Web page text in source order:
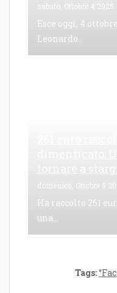
sabato, Ottobre 4 2025
Esce oggi, 4
Leonardo...
domenica, Ottobre 5
Ha raccolto 261
una...
Tags: